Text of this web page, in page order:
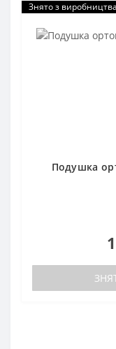
Знято з виробництва
Подушка